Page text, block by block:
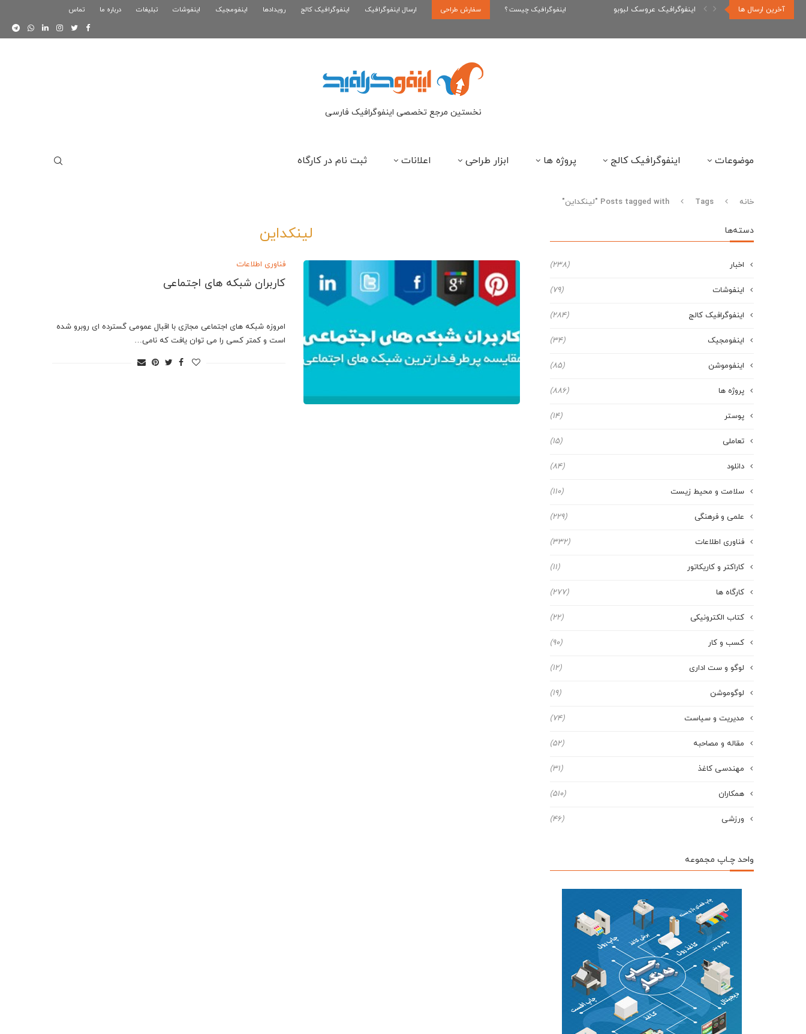
آخرین ارسال ها اینفوگرافیک عروسک لبوبو اینفوگرافیک رپر های فارسی نسل... اینفوگرافیک بازی کلش رویال اینفوگرافیک چیست ؟ سفارش طراحی ارسال اینفوگرافیک اینفوگرافیک کالج رویدادها اینفومجیک اینفوشات تبلیغات درباره ما تماس
نخستین مرجع تخصصی اینفوگرافیک فارسی
موضوعات اینفوگرافیک کالج پروژه ها ابزار طراحی اعلانات ثبت نام در کارگاه
خانه Tags Posts tagged with "لینکداین"
لینکداین
فناوری اطلاعات
کاربران شبکه های اجتماعی
امروزه شبکه های اجتماعی مجازی با اقبال عمومی گسترده ای روبرو شده
است و کمتر کسی را می توان یافت که نامی…
دسته‌ها
اخبار (238)
اینفوشات (79)
اینفوگرافیک کالج (284)
اینفومجیک (34)
اینفوموشن (85)
پروژه ها (886)
پوستر (14)
تعاملی (15)
دانلود (84)
سلامت و محیط زیست (110)
علمی و فرهنگی (229)
فناوری اطلاعات (332)
کاراکتر و کاریکاتور (11)
کارگاه ها (277)
کتاب الکترونیکی (22)
کسب و کار (90)
لوگو و ست اداری (12)
لوگوموشن (19)
مدیریت و سیاست (74)
مقاله و مصاحبه (52)
مهندسی کاغذ (31)
همکاران (510)
ورزشی (46)
واحد چـاپ مجموعه